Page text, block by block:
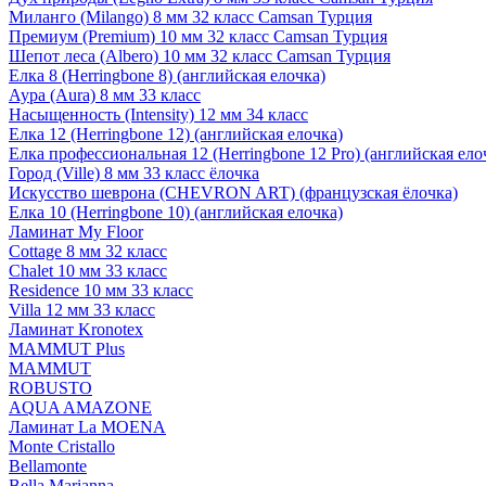
Миланго (Milango) 8 мм 32 класс Camsan Турция
Премиум (Premium) 10 мм 32 класс Camsan Турция
Шепот леса (Albero) 10 мм 32 класс Camsan Турция
Елка 8 (Herringbone 8) (английская елочка)
Аура (Aura) 8 мм 33 класс
Насыщенность (Intensity) 12 мм 34 класс
Елка 12 (Herringbone 12) (английская елочка)
Елка профессиональная 12 (Herringbone 12 Pro) (английская
Город (Ville) 8 мм 33 класс ёлочка
Искусство шеврона (CHEVRON ART) (французская ёлочка)
Елка 10 (Herringbone 10) (английская елочка)
Ламинат My Floor
Cottage 8 мм 32 класс
Chalet 10 мм 33 класс
Residence 10 мм 33 класс
Villa 12 мм 33 класс
Ламинат Kronotex
MAMMUT Plus
MAMMUT
ROBUSTO
AQUA AMAZONE
Ламинат La MOENA
Monte Cristallo
Bellamonte